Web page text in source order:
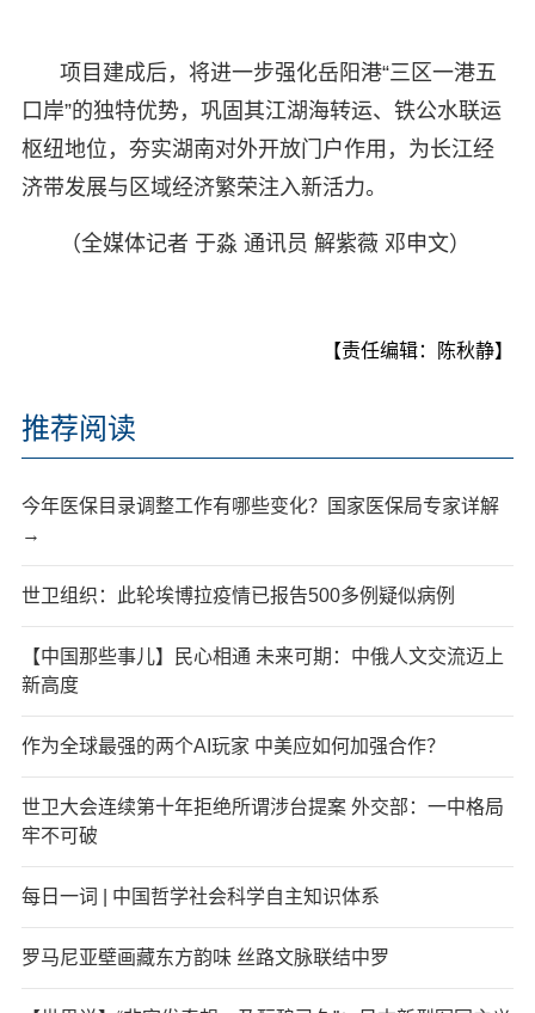
项目建成后，将进一步强化岳阳港“三区一港五
口岸”的独特优势，巩固其江湖海转运、铁公水联运
枢纽地位，夯实湖南对外开放门户作用，为长江经
济带发展与区域经济繁荣注入新活力。
（全媒体记者 于淼 通讯员 解紫薇 邓申文）
【责任编辑：陈秋静】
推荐阅读
今年医保目录调整工作有哪些变化？国家医保局专家详解
→
世卫组织：此轮埃博拉疫情已报告500多例疑似病例
【中国那些事儿】民心相通 未来可期：中俄人文交流迈上
新高度
作为全球最强的两个AI玩家 中美应如何加强合作？
世卫大会连续第十年拒绝所谓涉台提案 外交部：一中格局
牢不可破
每日一词 | 中国哲学社会科学自主知识体系
罗马尼亚壁画藏东方韵味 丝路文脉联结中罗